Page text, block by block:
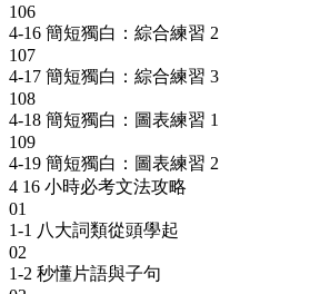
106
4-16 簡短獨白：綜合練習 2
107
4-17 簡短獨白：綜合練習 3
108
4-18 簡短獨白：圖表練習 1
109
4-19 簡短獨白：圖表練習 2
4 16 小時必考文法攻略
01
1-1 八大詞類從頭學起
02
1-2 秒懂片語與子句